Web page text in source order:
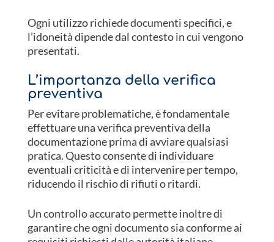
Ogni utilizzo richiede documenti specifici, e
l’idoneità dipende dal contesto in cui vengono
presentati.
L’importanza della verifica
preventiva
Per evitare problematiche, è fondamentale
effettuare una verifica preventiva della
documentazione prima di avviare qualsiasi
pratica. Questo consente di individuare
eventuali criticità e di intervenire per tempo,
riducendo il rischio di rifiuti o ritardi.
Un controllo accurato permette inoltre di
garantire che ogni documento sia conforme ai